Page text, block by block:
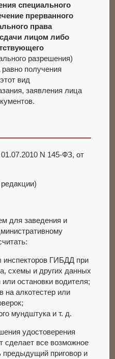
специального
прерванного
права
лицом либо
разрешения)
получения
вид
заявления лица
N 145-ФЗ, от
для заведения и
инспекторов ГИБДД при
схемы и других данных
остановки водителя;
на алкотестер или
мундштука и т. д.
удостоверения
сделает все возможное
предыдущий приговор и